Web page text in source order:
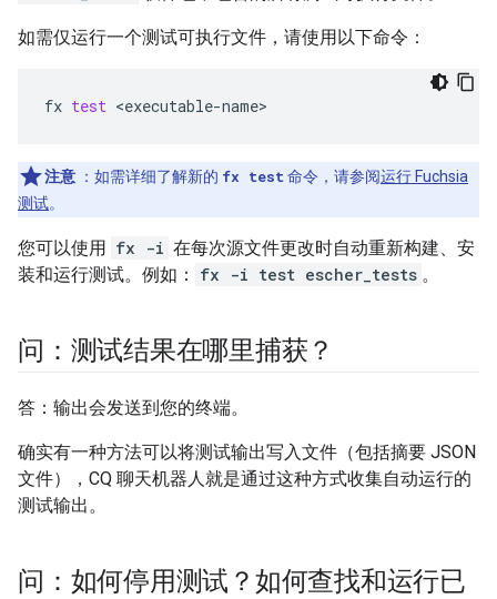
如需仅运行一个测试可执行文件，请使用以下命令：
fx test
注意 ：如需详细了解新的 fx test 命令，请参阅运行 Fuchsia
测试。
您可以使用 fx -i 在每次源文件更改时自动重新构建、安
装和运行测试。例如：
fx -i test escher_tests 。
问：测试结果在哪里捕获？
答：输出会发送到您的终端。
确实有一种方法可以将测试输出写入文件（包括摘要 JSON
文件），CQ 聊天机器人就是通过这种方式收集自动运行的
测试输出。
问：如何停用测试？如何查找和运行已